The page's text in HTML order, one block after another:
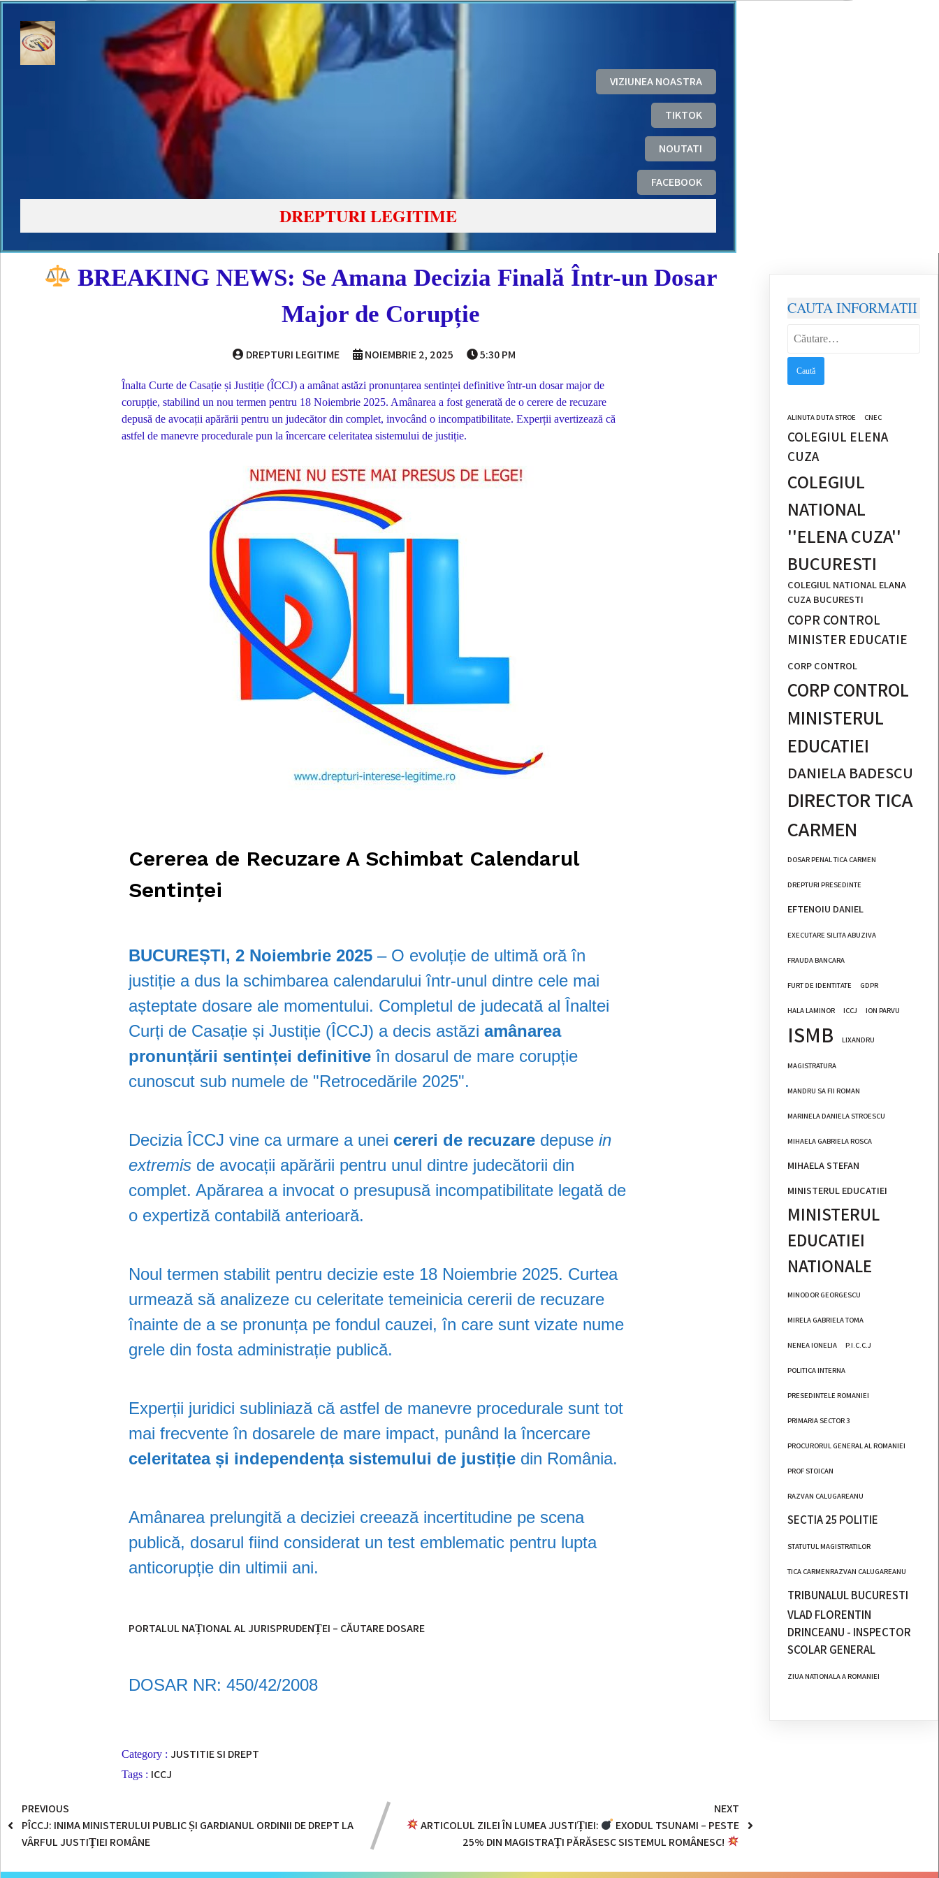
VIZIUNEA NOASTRA
TIKTOK
NOUTATI
FACEBOOK
DREPTURI LEGITIME
BREAKING NEWS: Se Amana Decizia Finală Într-un Dosar
Major de Corupție
DREPTURI LEGITIME NOIEMBRIE 2, 2025 5:30 PM
Înalta Curte de Casație și Justiție (ÎCCJ) a amânat astăzi pronunțarea sentinței definitive într-un dosar major de
corupție, stabilind un nou termen pentru 18 Noiembrie 2025. Amânarea a fost generată de o cerere de recuzare
depusă de avocații apărării pentru un judecător din complet, invocând o incompatibilitate. Experții avertizează că
astfel de manevre procedurale pun la încercare celeritatea sistemului de justiție.
Cererea de Recuzare A Schimbat Calendarul
Sentinței
BUCUREȘTI, 2 Noiembrie 2025 – O evoluție de ultimă oră în
justiție a dus la schimbarea calendarului într-unul dintre cele mai
așteptate dosare ale momentului. Completul de judecată al Înaltei
Curți de Casație și Justiție (ÎCCJ) a decis astăziamânarea
pronunțării sentinței definitive în dosarul de mare corupție
cunoscut sub numele de "Retrocedările 2025".
Decizia ÎCCJ vine ca urmare a unei cereri de recuzare depusein
extremis de avocații apărării pentru unul dintre judecătorii din
complet. Apărarea a invocat o presupusă incompatibilitate legată de
o expertiză contabilă anterioară.
Noul termen stabilit pentru decizie este 18 Noiembrie 2025. Curtea
urmează să analizeze cu celeritate temeinicia cererii de recuzare
înainte de a se pronunța pe fondul cauzei, în care sunt vizate nume
grele din fosta administrație publică.
Experții juridici subliniază că astfel de manevre procedurale sunt tot
mai frecvente în dosarele de mare impact, punând la încercare
celeritatea și independența sistemului de justiție din România.
Amânarea prelungită a deciziei creează incertitudine pe scena
publică, dosarul fiind considerat un test emblematic pentru lupta
anticorupție din ultimii ani.
PORTALUL NAȚIONAL AL JURISPRUDENȚEI – CĂUTARE DOSARE
DOSAR NR: 450/42/2008
Category : JUSTITIE SI DREPT
Tags : ICCJ
PREVIOUS
PÎCCJ: INIMA MINISTERULUI PUBLIC ȘI GARDIANUL ORDINII DE DREPT LA
VÂRFUL JUSTIȚIEI ROMÂNE
NEXT
ARTICOLUL ZILEI ÎN LUMEA JUSTIȚIEI:
EXODUL TSUNAMI – PESTE
25% DIN MAGISTRAȚI PĂRĂSESC SISTEMUL ROMÂNESC!
CAUTA INFORMATII
ALINUTA DUTA STROE CNEC
COLEGIUL ELENA
CUZA
COLEGIUL
NATIONAL
''ELENA CUZA''
BUCURESTI
COLEGIUL NATIONAL ELANA
CUZA BUCURESTI
COPR CONTROL
MINISTER EDUCATIE
CORP CONTROL
CORP CONTROL
MINISTERUL
EDUCATIEI
DANIELA BADESCU
DIRECTOR TICA
CARMEN
DOSAR PENAL TICA CARMEN
DREPTURI PRESEDINTE
EFTENOIU DANIEL
EXECUTARE SILITA ABUZIVA
FRAUDA BANCARA
FURT DE IDENTITATE GDPR
HALA LAMINOR ICCJ ION PARVU
ISMB LIXANDRU
MAGISTRATURA
MANDRU SA FII ROMAN
MARINELA DANIELA STROESCU
MIHAELA GABRIELA ROSCA
MIHAELA STEFAN
MINISTERUL EDUCATIEI
MINISTERUL
EDUCATIEI
NATIONALE
MINODOR GEORGESCU
MIRELA GABRIELA TOMA
NENEA IONELIA P.I.C.C.J
POLITICA INTERNA
PRESEDINTELE ROMANIEI
PRIMARIA SECTOR 3
PROCURORUL GENERAL AL ROMANIEI
PROF STOICAN
RAZVAN CALUGAREANU
SECTIA 25 POLITIE
STATUTUL MAGISTRATILOR
TICA CARMENRAZVAN CALUGAREANU
TRIBUNALUL BUCURESTI
VLAD FLORENTIN
DRINCEANU - INSPECTOR
SCOLAR GENERAL
ZIUA NATIONALA A ROMANIEI